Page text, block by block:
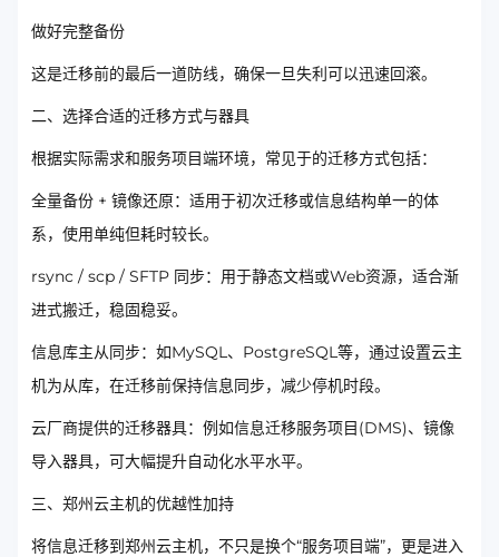
做好完整备份
这是迁移前的最后一道防线，确保一旦失利可以迅速回滚。
二、选择合适的迁移方式与器具
根据实际需求和服务项目端环境，常见于的迁移方式包括：
全量备份 + 镜像还原：适用于初次迁移或信息结构单一的体
系，使用单纯但耗时较长。
rsync / scp / SFTP 同步：用于静态文档或Web资源，适合渐
进式搬迁，稳固稳妥。
信息库主从同步：如MySQL、PostgreSQL等，通过设置云主
机为从库，在迁移前保持信息同步，减少停机时段。
云厂商提供的迁移器具：例如信息迁移服务项目(DMS)、镜像
导入器具，可大幅提升自动化水平水平。
三、郑州云主机的优越性加持
将信息迁移到郑州云主机，不只是换个“服务项目端”，更是进入